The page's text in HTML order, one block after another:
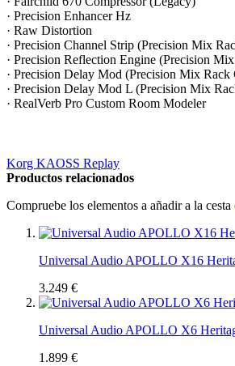
· Precision Enhancer Hz
· Raw Distortion
· Precision Channel Strip (Precision Mix
· Precision Reflection Engine (Precision
· Precision Delay Mod (Precision Mix Rack
· Precision Delay Mod L (Precision Mix
· RealVerb Pro Custom Room Modeler
Korg KAOSS Replay
Productos relacionados
Compruebe los elementos a añadir a la cesta
Universal Audio APOLLO X16
3.249 €
Universal Audio APOLLO X6
1.899 €